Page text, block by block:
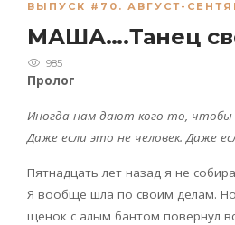
ВЫПУСК #70. АВГУСТ-
МАША….Танец
985
Пролог
Иногда нам дают кого-то, чтобы
Даже если это не человек. Даже
Пятнадцать лет назад я не
Я вообще шла по своим делам.
щенок с алым бантом повернул